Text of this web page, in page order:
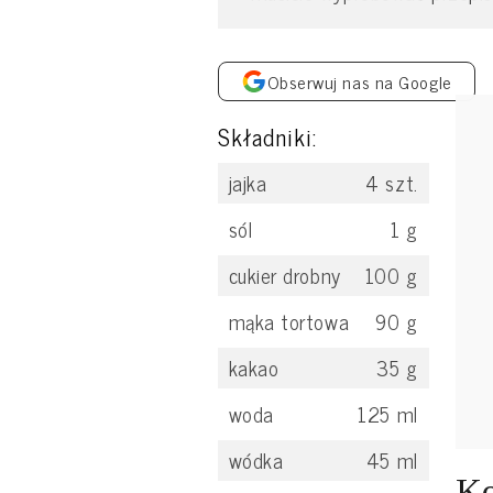
Obserwuj nas na Google
Składniki:
jajka 4 szt.
sól
1 g
cukier drobny
100 g
mąka tortowa
90 g
kakao
35 g
woda
125 ml
wódka
45 ml